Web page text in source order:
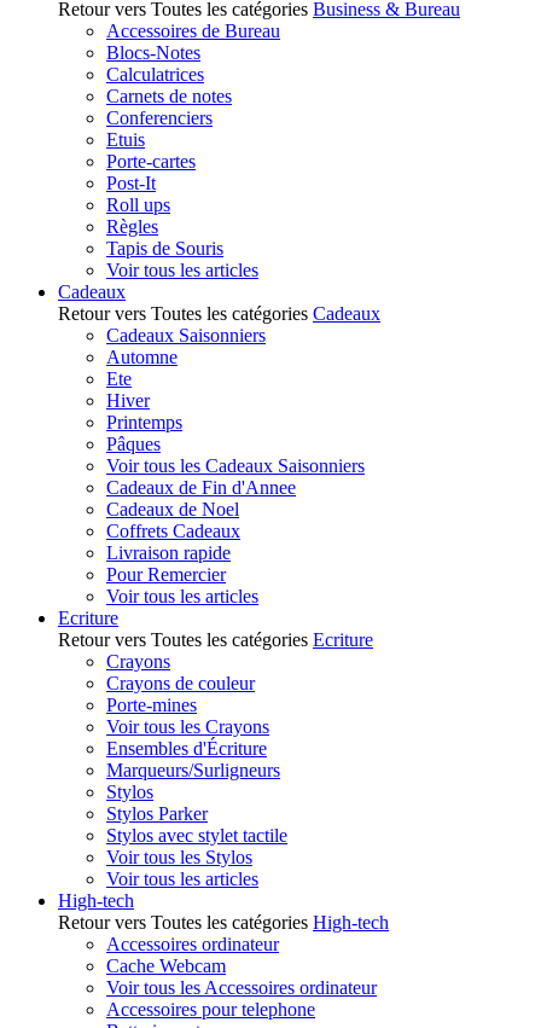
Retour vers Toutes les catégories Business & Bureau
Accessoires de Bureau
Blocs-Notes
Calculatrices
Carnets de notes
Conferenciers
Etuis
Porte-cartes
Post-It
Roll ups
Règles
Tapis de Souris
Voir tous les articles
Cadeaux
Retour vers Toutes les catégories Cadeaux
Cadeaux Saisonniers
Automne
Ete
Hiver
Printemps
Pâques
Voir tous les Cadeaux Saisonniers
Cadeaux de Fin d'Annee
Cadeaux de Noel
Coffrets Cadeaux
Livraison rapide
Pour Remercier
Voir tous les articles
Ecriture
Retour vers Toutes les catégories Ecriture
Crayons
Crayons de couleur
Porte-mines
Voir tous les Crayons
Ensembles d'Écriture
Marqueurs/Surligneurs
Stylos
Stylos Parker
Stylos avec stylet tactile
Voir tous les Stylos
Voir tous les articles
High-tech
Retour vers Toutes les catégories High-tech
Accessoires ordinateur
Cache Webcam
Voir tous les Accessoires ordinateur
Accessoires pour telephone